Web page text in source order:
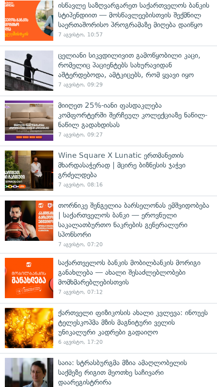
ისწავლე საზღვარგარეთ საქართველოს ბანკის
სტიპენდიით — მოსწავლეებისთვის შექმნილ
საერთაშორისო პროგრამაზე მიღება დაიწყო
7 აგვისტო, 10:57
ცელიანი სიკვდილივით გამოწყობილი კაცი,
რომელიც პაციენტებს სახურავიდან
აშტერდებოდა, ამტკიცებს, რომ ყვავი იყო
7 აგვისტო, 09:29
მიიღეთ 25%-იანი ფასდაკლება
კომფორტერში შერჩეულ კოლექციაზე ნაწილ-
ნაწილ გადახდისას
7 აგვისტო, 09:27
Wine Square X Lunatic ერთმანეთის
მხარდასაჭერად | მცირე ბიზნესის ჯაჭვი
გრძელდება
7 აგვისტო, 08:16
თორნიკე შენგელია ბარსელონას ემშვიდობება
| საქართველოს ბანკი — ეროვნული
საკალათბურთო ნაკრების გენერალური
სპონსორი
7 აგვისტო, 07:20
საქართველოს ბანკის მობილბანკის მორიგი
განახლება — ახალი შესაძლებლობები
მომხმარებლებისთვის
7 აგვისტო, 07:12
ქართველი ფიზიკოსის ახალი კვლევა: ინოუეს
ტელესკოპმა მზის მაგნიტური ველის
უნიკალური კადრები გადაიღო
6 აგვისტო, 17:20
საია: სტრასბურგმა მზია ამაღლობელის
საქმეზე რიგით მეოთხე საჩივარი
დაარეგისტრირა